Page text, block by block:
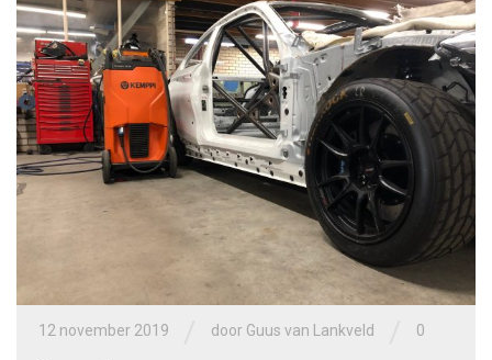
12 november 2019 door Guus van Lankveld 0